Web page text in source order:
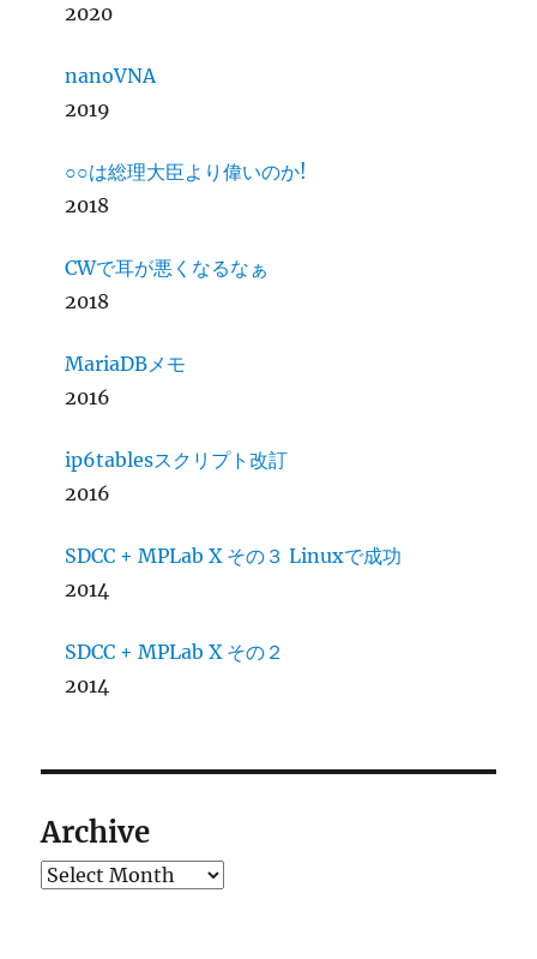
2020
nanoVNA
2019
○○は総理大臣より偉いのか!
2018
CWで耳が悪くなるなぁ
2018
MariaDBメモ
2016
ip6tablesスクリプト改訂
2016
SDCC + MPLab X その３ Linuxで成功
2014
SDCC + MPLab X その２
2014
Archive
Archives